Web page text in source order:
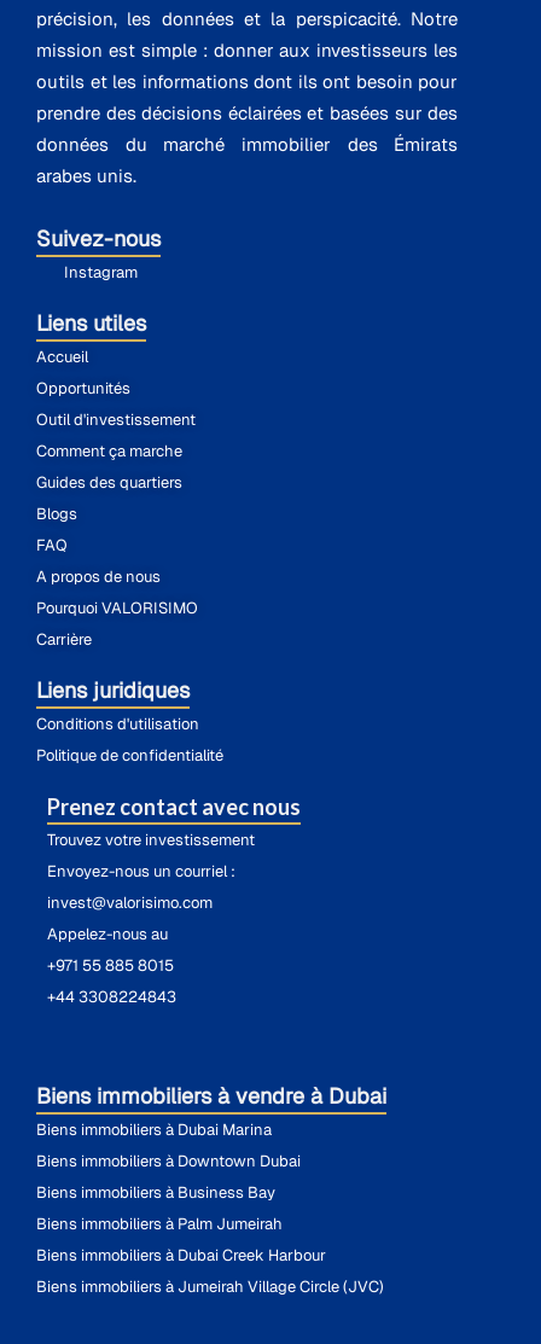
précision, les données et la perspicacité. Notre
mission est simple : donner aux investisseurs les
outils et les informations dont ils ont besoin pour
prendre des décisions éclairées et basées sur des
données du marché immobilier des Émirats
arabes unis.
Suivez-nous
Instagram
Liens utiles
Accueil
Opportunités
Outil d'investissement
Comment ça marche
Guides des quartiers
Blogs
FAQ
A propos de nous
Pourquoi VALORISIMO
Carrière
Liens juridiques
Conditions d'utilisation
Politique de confidentialité
Prenez contact avec nous
Trouvez votre investissement
Envoyez-nous un courriel :
invest@valorisimo.com
Appelez-nous au
+971 55 885 8015
+44 3308224843
Biens immobiliers à vendre à Dubai
Biens immobiliers à Dubai Marina
Biens immobiliers à Downtown Dubai
Biens immobiliers à Business Bay
Biens immobiliers à Palm Jumeirah
Biens immobiliers à Dubai Creek Harbour
Biens immobiliers à Jumeirah Village Circle (JVC)